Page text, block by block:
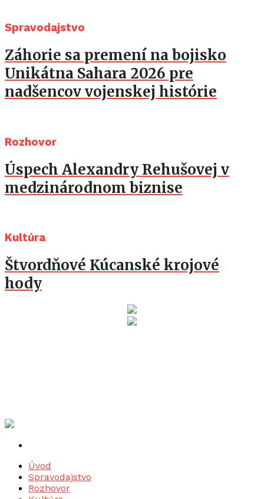
Spravodajstvo
Záhorie sa premení na bojisko
Unikátna Sahara 2026 pre
nadšencov vojenskej histórie
Rozhovor
Úspech Alexandry Rehušovej v
medzinárodnom biznise
Kultúra
Štvordňové Kúcanské krojové
hody
Úvod
Spravodajstvo
Rozhovor